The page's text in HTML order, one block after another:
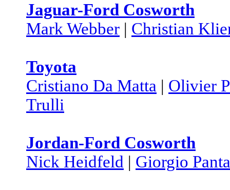
Jaguar-Ford Cosworth
Mark Webber | Christian
Toyota
Cristiano Da Matta | Olivier
Trulli
Jordan-Ford Cosworth
Nick Heidfeld | Giorgio